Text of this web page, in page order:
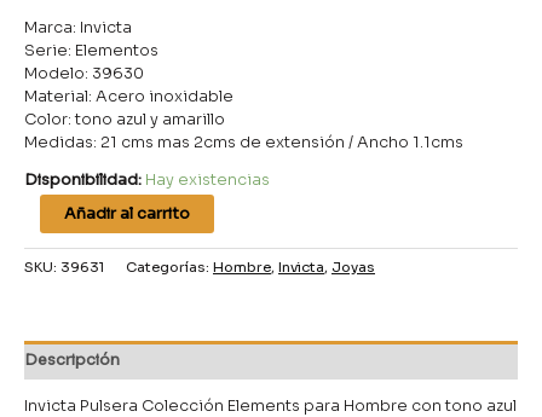
Marca: Invicta
Serie: Elementos
Modelo: 39630
Material: Acero inoxidable
Color: tono azul y amarillo
Medidas: 21 cms mas 2cms de extensión / Ancho 1.1cms
Disponibilidad: Hay existencias
Añadir al carrito
SKU: 39631 Categorías: Hombre, Invicta, Joyas
Descripción
Invicta Pulsera Colección Elements para Hombre con tono azul